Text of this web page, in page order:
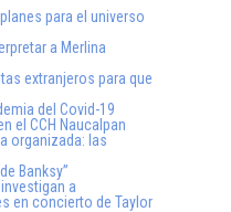
para el universo
a Merlina
extranjeros para que
del Covid-19
el CCH Naucalpan
organizada: las
Banksy”
a
en concierto de Taylor